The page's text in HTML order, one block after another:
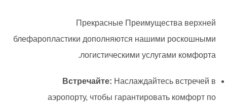
Прекрасные Преимущества верхней
блефаропластики дополняются нашими роскошными
логистическими услугами комфорта.
Встречайте: Наслаждайтесь встречей в
аэропорту, чтобы гарантировать комфорт по